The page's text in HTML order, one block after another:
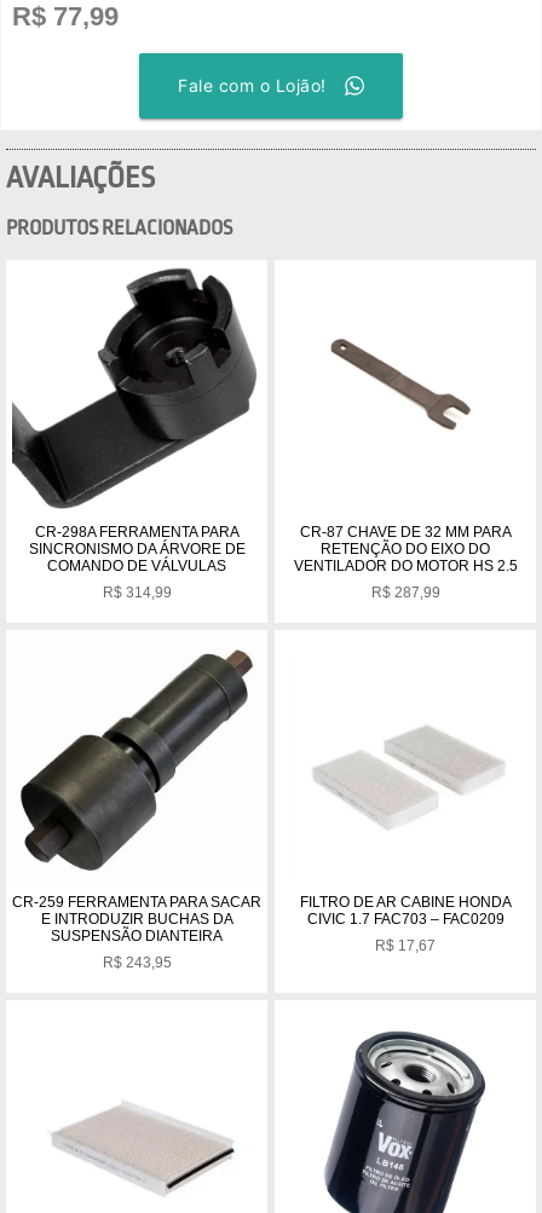
R$ 77,99
Fale com o Lojão!
AVALIAÇÕES
PRODUTOS RELACIONADOS
CR-298A FERRAMENTA PARA
SINCRONISMO DA ÁRVORE DE
COMANDO DE VÁLVULAS
R$314,99
CR-87 CHAVE DE 32 MM PARA
RETENÇÃO DO EIXO DO
VENTILADOR DO MOTOR HS 2.5
R$287,99
CR-259 FERRAMENTA PARA SACAR
E INTRODUZIR BUCHAS DA
SUSPENSÃO DIANTEIRA
R$243,95
FILTRO DE AR CABINE HONDA
CIVIC 1.7 FAC703 – FAC0209
R$ 17,67